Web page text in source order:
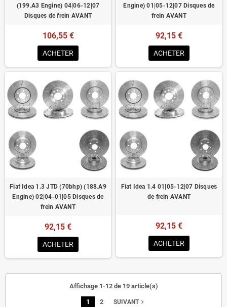
(199.A3 Engine) 04|06-12|07
Disques de frein AVANT
106,55 €
ACHETER
Engine) 01|05-12|07 Disques de
frein AVANT
92,15 €
ACHETER
Fiat Idea 1.3 JTD (70bhp) (188.A9
Engine) 02|04-01|05 Disques de
frein AVANT
92,15 €
ACHETER
Fiat Idea 1.4 01|05-12|07 Disques
de frein AVANT
92,15 €
ACHETER
Affichage 1-12 de 19 article(s)
1 2 SUIVANTnavigate_next